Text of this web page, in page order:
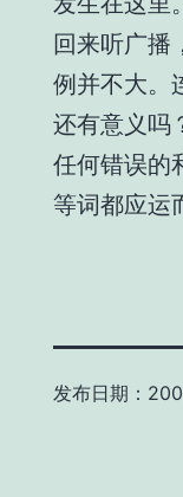
回来听广播
例并不大。
还有意义吗
任何错误的
等词都应运
发布日期：